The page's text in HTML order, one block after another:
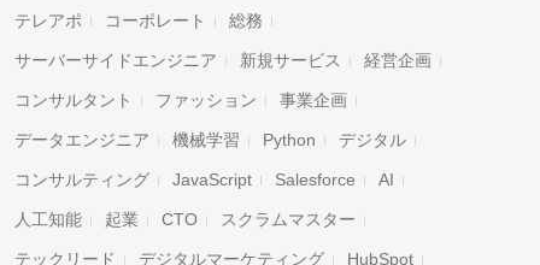
テレアポ コーポレート 総務
サーバーサイドエンジニア 新規サービス 経営企画
コンサルタント ファッション 事業企画
データエンジニア 機械学習 Python デジタル
コンサルティング JavaScript Salesforce AI
人工知能 起業 CTO スクラムマスター
テックリード デジタルマーケティング HubSpot